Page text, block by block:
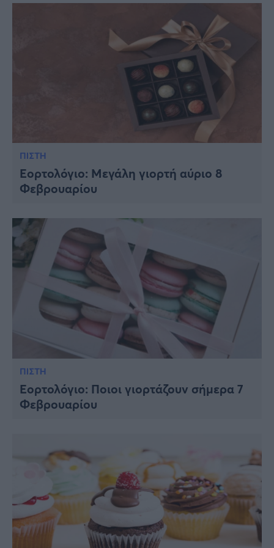
ΠΙΣΤΗ
Εορτολόγιο: Μεγάλη γιορτή αύριο 8
Φεβρουαρίου
ΠΙΣΤΗ
Εορτολόγιο: Ποιοι γιορτάζουν σήμερα 7
Φεβρουαρίου